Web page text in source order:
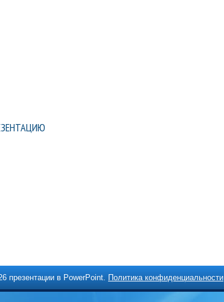
презентации в PowerPoint. Политика конфиденциальности